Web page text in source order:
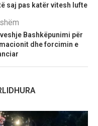
saj pas katër vitesh lufte
Bashkëpunimi për
dhe forcimin e